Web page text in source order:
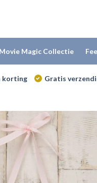
Movie Magic Collectie
korting Gratis